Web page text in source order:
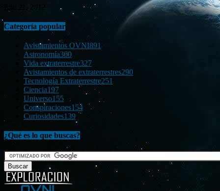
Categoría popular
Avistamientos OVNI891
Astronomía360
Vida extraterrestre327
Avistamientos de extraterrestres290
Tecnología Extraterrestre251
Ciencia197
Universo155
Conspiraciones154
Curiosidades139
¿Qué es lo que buscas?